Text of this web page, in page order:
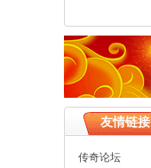
友情链接
传奇论坛